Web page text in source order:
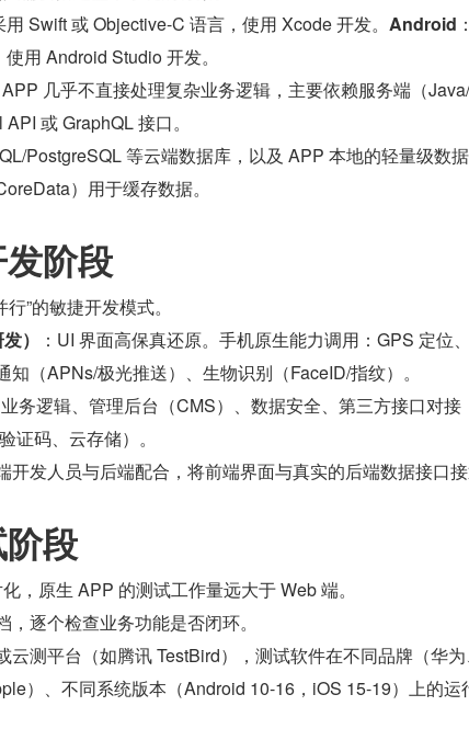
用 Swift 或 Objective-C 语言，使用 Xcode 开发。 Android
用 Android Studio 开发。
几乎不直接处理复杂业务逻辑，主要依赖服务端（
或 GraphQL 接口。
PostgreSQL 等云端数据库，以及 APP 本地的轻量级数
）用于缓存数据。
阶段
”的敏捷开发模式。
）
：UI 界面高保真还原。手机原生能力调用：GPS 定位
（APNs/极光推送）、生物识别（FaceID/指纹）。
业务逻辑、管理后台（CMS）、数据安全、第三方接口对接
证码、云存储）。
开发人员与后端配合，将前端界面与真实的后端数据接口
段
，原生 APP 的测试工作量远大于 Web 端。
，逐个检查业务功能是否闭环。
云测平台（如腾讯 TestBird），测试软件在不同品牌（华
）、不同系统版本（Android 10-16，iOS 15-19）上的运